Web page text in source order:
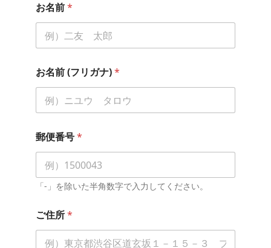
お名前*
お名前 (フリガナ)*
郵便番号*
「-」を除いた半角数字で入力してください。
ご住所*